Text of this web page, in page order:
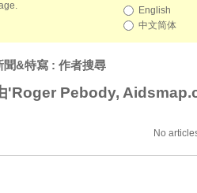
English
中文简体
聞&特寫 : 作者搜尋
'Roger Pebody,
No